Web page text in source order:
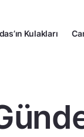
Kulakları